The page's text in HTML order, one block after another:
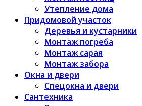
Утепление дома
Придомовой участок
Деревья и кустарники
Монтаж погреба
Монтаж сарая
Монтаж забора
Окна и двери
Спецокна и двери
Сантехника